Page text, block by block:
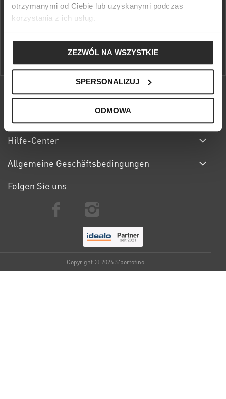
otrzymanymi od Ciebie lub uzyskanymi podczas
korzystania z ich usług.
ZEZWÓL NA WSZYSTKIE
SPERSONALIZUJ
ODMOWA
Sichern Sie sich 10% Willkommensrabatt, eine kostenfreie
Rücksendung und Zugang zu Sonderaktionen im S'portofino Club.
ERFAHREN SIE MEHR
Hilfe-Center
Allgemeine Geschäftsbedingungen
Folgen Sie uns
Copyright © 2026 S'portofino